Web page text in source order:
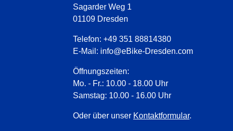
Sagarder Weg 1
01109 Dresden
Telefon: +49 351 88814380
E-Mail: info@eBike-Dresden.com
Öffnungszeiten:
Mo. - Fr.: 10.00 - 18.00 Uhr
Samstag: 10.00 - 16.00 Uhr
Oder über unser Kontaktformular.